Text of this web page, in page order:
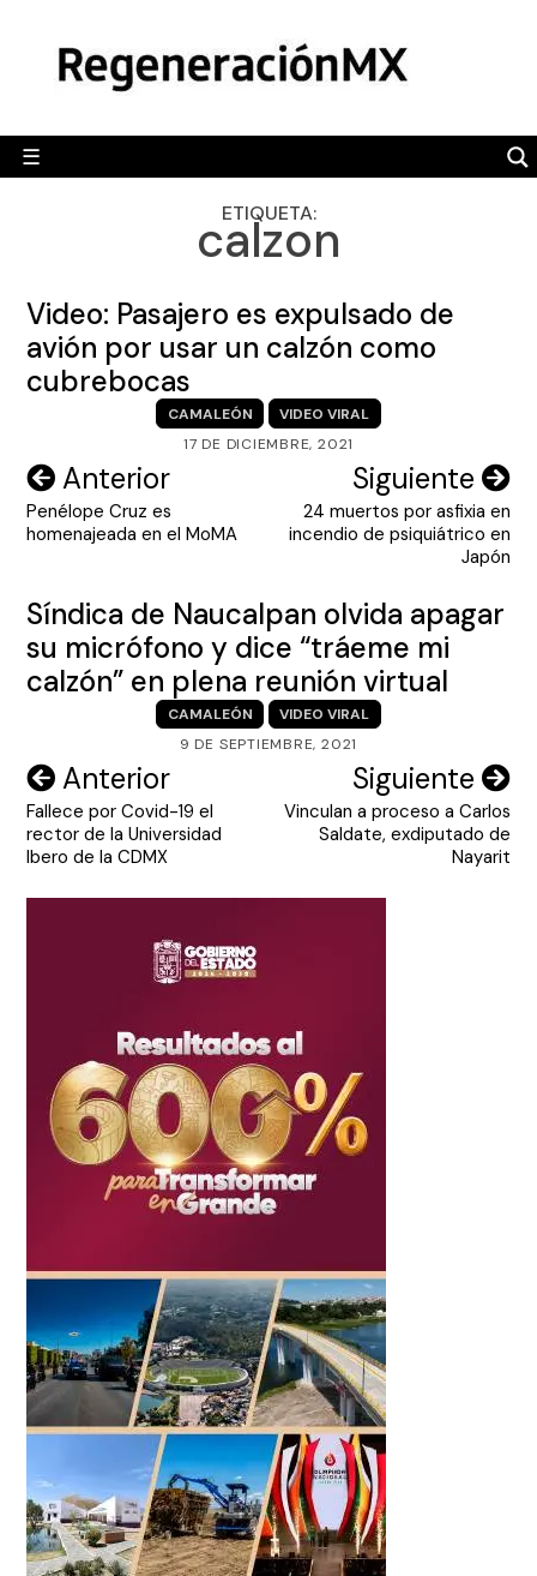
content
☰
POLÍTICA
CAMALEÓN
OPINIÓN
ENGLISH SECTION
ETIQUETA:
calzon
Video: Pasajero es expulsado de
avión por usar un calzón como
cubrebocas
CAMALEÓN
VIDEO VIRAL
17 DE DICIEMBRE, 2021
Navegación
de
Anterior
Penélope Cruz es
homenajeada en el MoMA
Siguiente
24 muertos por asfixia en
incendio de psiquiátrico en
Japón
Síndica de Naucalpan olvida apagar
su micrófono y dice “tráeme mi
calzón” en plena reunión virtual
CAMALEÓN
VIDEO VIRAL
9 DE SEPTIEMBRE, 2021
Navegación
de
entradas
Anterior
Fallece por Covid-19 el
rector de la Universidad
Ibero de la CDMX
Siguiente
Vinculan a proceso a Carlos
Saldate, exdiputado de
Nayarit